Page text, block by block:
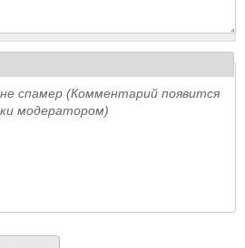
спамер (Комментарий появится
модератором)